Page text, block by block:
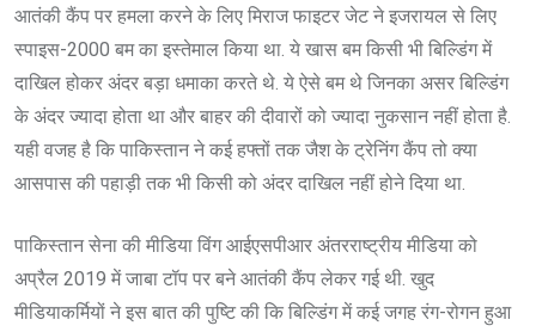
आतंकी कैंप पर हमला करने के लिए मिराज फाइटर जेट ने इजरायल से लिए
स्पाइस-2000 बम का इस्तेमाल किया था. ये खास बम किसी भी बिल्डिंग में
दाखिल होकर अंदर बड़ा धमाका करते थे. ये ऐसे बम थे जिनका असर बिल्डिंग
के अंदर ज्यादा होता था और बाहर की दीवारों को ज्यादा नुकसान नहीं होता है.
यही वजह है कि पाकिस्तान ने कई हफ्तों तक जैश के ट्रेनिंग कैंप तो क्या
आसपास की पहाड़ी तक भी किसी को अंदर दाखिल नहीं होने दिया था.
पाकिस्तान सेना की मीडिया विंग आईएसपीआर अंतरराष्ट्रीय मीडिया को
अप्रैल 2019 में जाबा टॉप पर बने आतंकी कैंप लेकर गई थी. खुद
मीडियाकर्मियों ने इस बात की पुष्टि की कि बिल्डिंग में कई जगह रंग-रोगन हुआ